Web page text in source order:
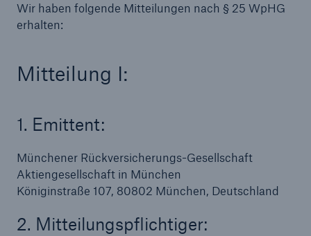
Wir haben folgende Mitteilungen nach § 25 WpHG
erhalten:
Mitteilung I:
1. Emittent:
Münchener Rückversicherungs-Gesellschaft
Aktiengesellschaft in München
Königinstraße 107, 80802 München, Deutschland
2. Mitteilungspflichtiger:
Reinsurance Property/Casualty